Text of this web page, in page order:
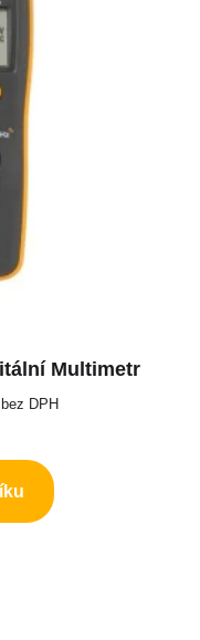
Multimetr
DPH